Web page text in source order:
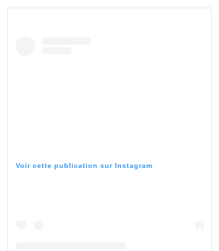
Voir cette publication sur Instagram